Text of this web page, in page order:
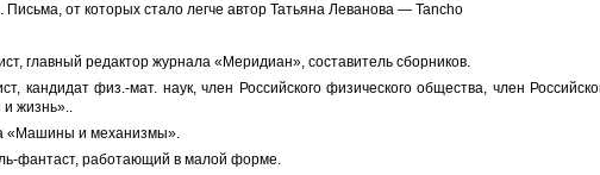
от которых стало легче автор Татьяна Леванова — Tancho
главный редактор журнала «Меридиан», составитель сборников.
кандидат физ.-мат. наук, член Российского физического общества, член
и жизнь»..
«Машины и механизмы».
фантаст, работающий в малой форме.